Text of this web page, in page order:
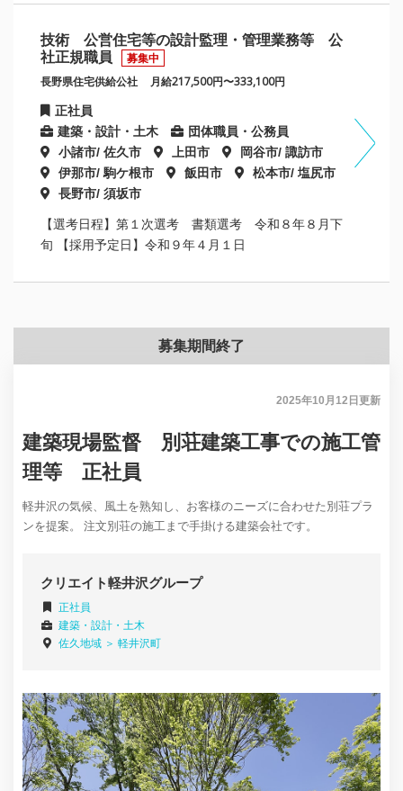
技術 公営住宅等の設計監理・管理業務等 公
社正規職員
募集中
長野県住宅供給公社 月給217,500円〜333,100円
正社員
建築・設計・土木
団体職員・公務員
小諸市/ 佐久市
上田市
岡谷市/ 諏訪市
伊那市/ 駒ケ根市
飯田市
松本市/ 塩尻市
長野市/ 須坂市
【選考日程】第１次選考 書類選考 令和８年８月下
旬 【採用予定日】令和９年４月１日
募集期間終了
2025年10月12日 更新
建築現場監督 別荘建築工事での施工管
理等 正社員
軽井沢の気候、風土を熟知し、お客様のニーズに合わせた別荘プラ
ンを提案。 注文別荘の施工まで手掛ける建築会社です。
クリエイト軽井沢グループ
正社員
建築・設計・土木
佐久地域 ＞ 軽井沢町